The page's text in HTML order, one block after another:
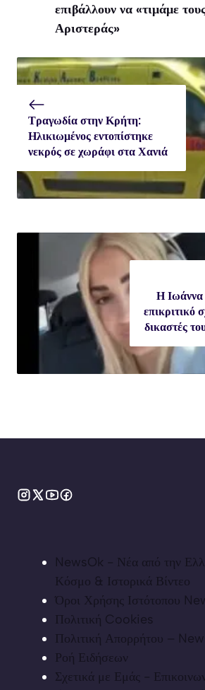
επιβάλλουν να «τιμάμε
Αριστεράς»
Τραγωδία στην Κρήτη:
Ηλικιωμένος εντοπίστηκε
νεκρός σε χωράφι στα Χανιά
Η Ιωάννα
επικριτικό
δικαστές
NewsOk - Νέα από την
Κόσμο & Ιστορικά Βίντεο
Όροι Χρήσης Ιστότοπου
Πολιτική Cookies
Πολιτική Απορρήτου –
Ροή Ειδήσεων
Σχετικά με Εμάς -